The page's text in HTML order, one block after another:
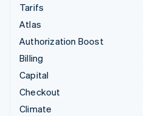
Tarifs
Atlas
Authorization Boost
Billing
Capital
Checkout
Climate